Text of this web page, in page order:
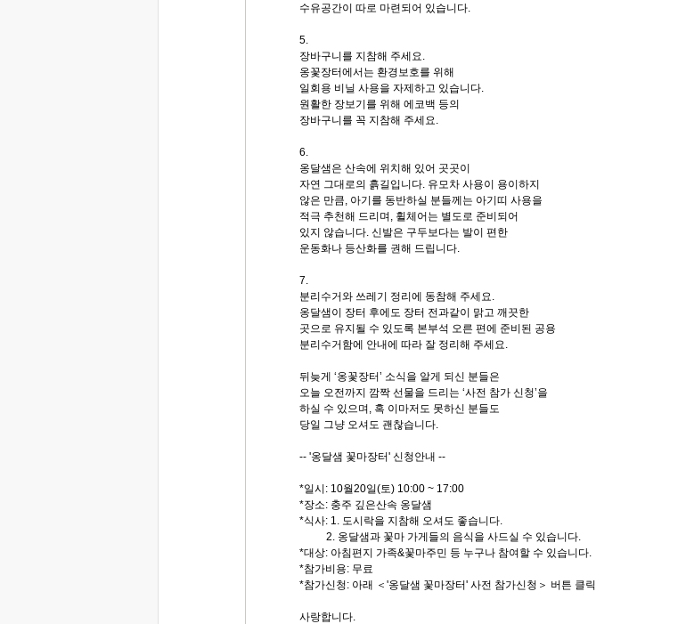
수유공간이 따로 마련되어 있습니다.
5.
장바구니를 지참해 주세요.
옹꽃장터에서는 환경보호를 위해
일회용 비닐 사용을 자제하고 있습니다.
원활한 장보기를 위해 에코백 등의
장바구니를 꼭 지참해 주세요.
6.
옹달샘은 산속에 위치해 있어 곳곳이
자연 그대로의 흙길입니다. 유모차 사용이 용이하지
않은 만큼, 아기를 동반하실 분들께는 아기띠 사용을
적극 추천해 드리며, 휠체어는 별도로 준비되어
있지 않습니다. 신발은 구두보다는 발이 편한
운동화나 등산화를 권해 드립니다.
7.
분리수거와 쓰레기 정리에 동참해 주세요.
옹달샘이 장터 후에도 장터 전과같이 맑고 깨끗한
곳으로 유지될 수 있도록 본부석 오른 편에 준비된 공용
분리수거함에 안내에 따라 잘 정리해 주세요.
뒤늦게 ‘옹꽃장터’ 소식을 알게 되신 분들은
오늘 오전까지 깜짝 선물을 드리는 ‘사전 참가 신청’을
하실 수 있으며, 혹 이마저도 못하신 분들도
당일 그냥 오셔도 괜찮습니다.
-- '옹달샘 꽃마장터' 신청안내 --
*일시: 10월20일(토) 10:00 ~ 17:00
*장소: 충주 깊은산속 옹달샘
*식사: 1. 도시락을 지참해 오셔도 좋습니다.
2. 옹달샘과 꽃마 가게들의 음식을 사드실 수 있습니다.
*대상: 아침편지 가족&꽃마주민 등 누구나 참여할 수 있습니다.
*참가비용: 무료
*참가신청: 아래 ＜'옹달샘 꽃마장터' 사전 참가신청＞ 버튼 클릭
사랑합니다.